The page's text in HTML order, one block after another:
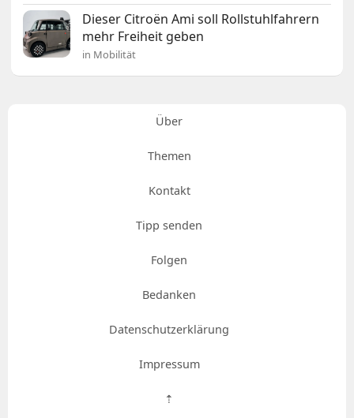
Dieser Citroën Ami soll Rollstuhlfahrern
mehr Freiheit geben
in Mobilität
Über
Themen
Kontakt
Tipp senden
Folgen
Bedanken
Datenschutzerklärung
Impressum
⇡